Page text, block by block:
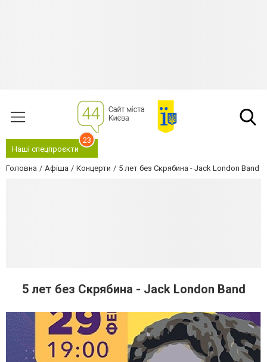
Наші спецпроєкти
23
Головна Афіша Концерти 5 лет без Скрябина - Jack London Band
5 лет без Скрябина - Jack London Band